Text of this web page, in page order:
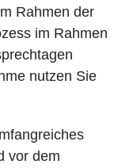
Rahmen der
im Rahmen
nutzen Sie
vor dem